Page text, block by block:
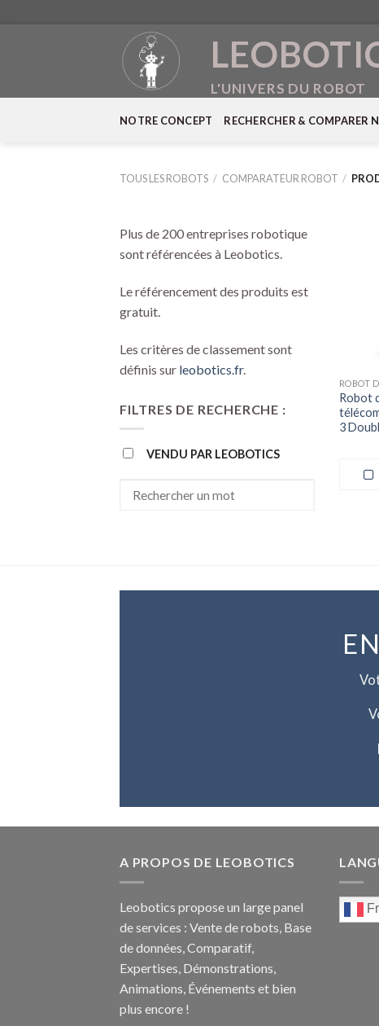
L'UNIVERS DU ROBOT
NOTRE CONCEPT RECHERCHER & COMPARER
TOUS LES ROBOTS / COMPARATEUR ROBOT /
Plus de 200 entreprises robotique
sont référencées à Leobotics.
Le référencement des produits est
gratuit.
Les critères de classement sont
définis sur leobotics.fr.
FILTRES DE RECHERCHE :
VENDU PAR LEOBOTICS
Robot
3
A PROPOS DE LEOBOTICS
Leobotics propose un large panel
de services : Vente de robots, Base
de données, Comparatif,
Expertises, Démonstrations,
Animations, Événements et bien
plus encore !